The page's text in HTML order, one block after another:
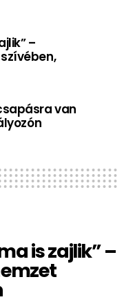
–
van
is zajlik” –